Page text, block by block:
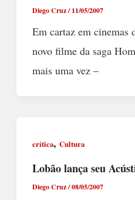
Diego Cruz/11/05/2007
Em cartaz em cinemas
novo filme da saga
mais uma vez –
crítica, Cultura
Lobão lança seu
Diego Cruz/08/05/2007